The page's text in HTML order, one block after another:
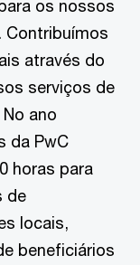
os nossos
Contribuímos
através do
serviços de
ano
da PwC
horas para
de
locais,
beneficiários